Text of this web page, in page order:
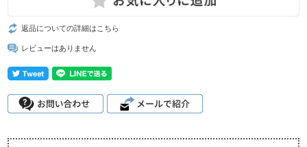
返品についての詳細はこちら
レビューはありません